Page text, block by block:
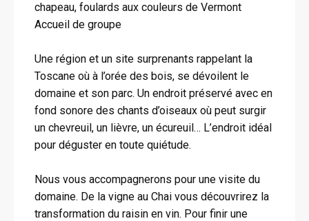
chapeau, foulards aux couleurs de Vermont
Accueil de groupe
Une région et un site surprenants rappelant la
Toscane où à l’orée des bois, se dévoilent le
domaine et son parc. Un endroit préservé avec en
fond sonore des chants d’oiseaux où peut surgir
un chevreuil, un lièvre, un écureuil… L’endroit idéal
pour déguster en toute quiétude.
Nous vous accompagnerons pour une visite du
domaine. De la vigne au Chai vous découvrirez la
transformation du raisin en vin. Pour finir une